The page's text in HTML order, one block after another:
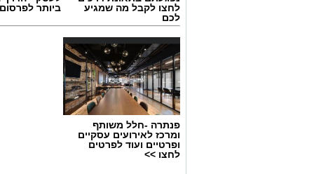
יש לכם מידע חשוב שטרם נחשף?
לחצו לקבל מה שמגיע
לכם
ביותר
פנתרה -חלל משותף
ומרכז לאירועים עסקיים
ופרטיים ועוד לפרטים
לחצו >>